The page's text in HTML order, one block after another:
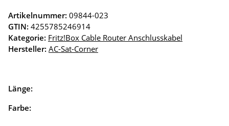
Artikelnummer: 09844-023
GTIN: 4255785246914
Kategorie: Fritz!Box Cable Router Anschlusskabel
Hersteller: AC-Sat-Corner
Länge:
Farbe: